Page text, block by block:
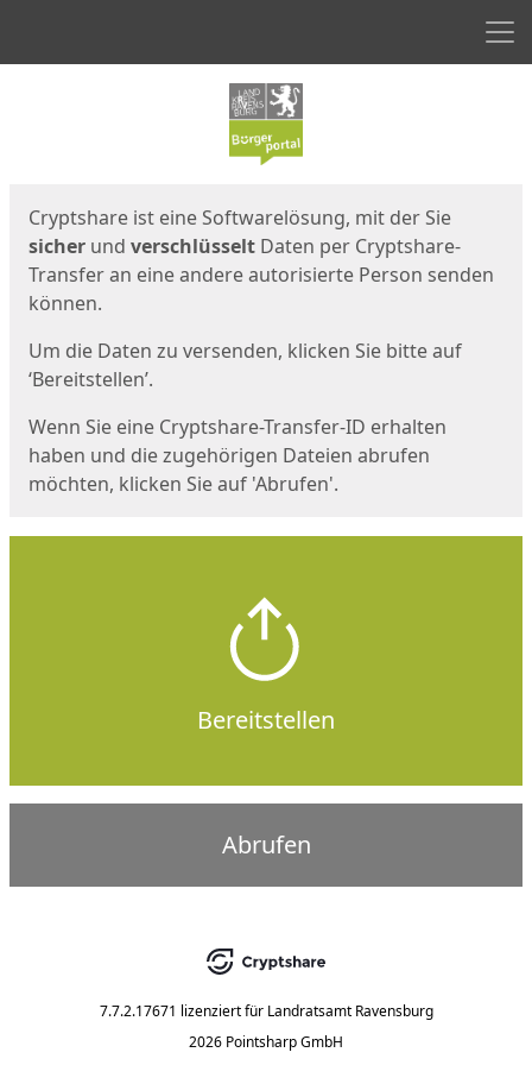
Cryptshare ist eine Softwarelösung, mit der Sie
sicher und verschlüsselt Daten per Cryptshare-
Transfer an eine andere autorisierte Person senden
können.
Um die Daten zu versenden, klicken Sie bitte auf
‘Bereitstellen’.
Wenn Sie eine Cryptshare-Transfer-ID erhalten
haben und die zugehörigen Dateien abrufen
möchten, klicken Sie auf 'Abrufen'.
Bereitstellen
Abrufen
7.7.2.17671 lizenziert für Landratsamt Ravensburg
2026 Pointsharp GmbH